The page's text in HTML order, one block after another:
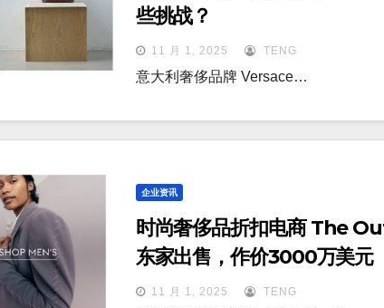
些挑战？
11 月 1, 2025 TENG
意大利奢侈品牌 Versace…
企业资讯
时尚奢侈品折扣电商 The
东家出售，作价3000万美元
11 月 1, 2025 TENG